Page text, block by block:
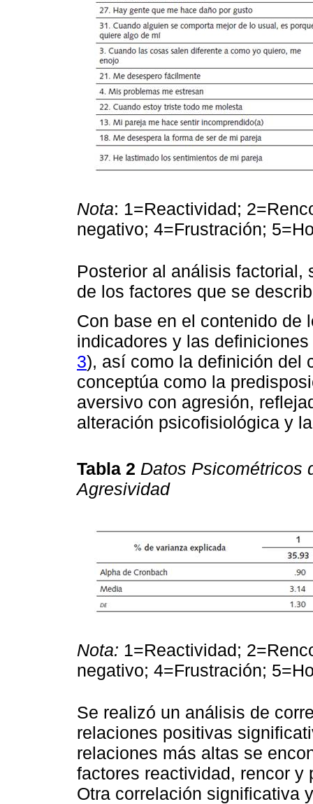
Nota: 1=Reactividad;
negativo; 4=Frustración;
Posterior al análisis factorial,
de los factores que se
Con base en el contenido de
indicadores y las
3), así como la definición del
conceptúa como la
aversivo con agresión,
alteración psicofisiológica y
Tabla 2 Datos Psicométricos
Agresividad
Nota: 1=Reactividad;
negativo; 4=Frustración;
Se realizó un análisis de
relaciones positivas
relaciones más altas se
factores reactividad, rencor
Otra correlación significativa